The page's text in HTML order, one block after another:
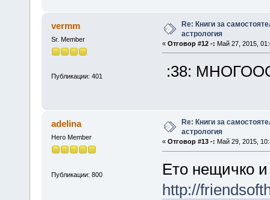
vermm
Sr. Member
Публикации: 401
Re: Книги за
астрология
« Отговор #12 -: Май 27, 2015,
:38:
adelina
Hero Member
Публикации: 800
Re: Книги за
астрология
« Отговор #13 -: Май 29, 2015,
Ето нещичко
http://